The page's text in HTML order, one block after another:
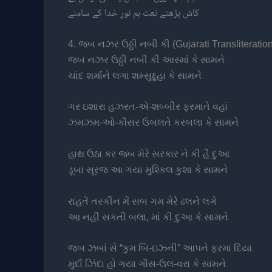
کاش پڑھتے نعت ہم نورِ خدا کے سامنے
4. જબ નઝર ઉઠ્ઠી નબી કી (Gujarati
જબ નઝર ઉઠ્ઠી નબી કી આસ્માં કે સામને
ચાંદ શર્માને લગા શમ્સુદ્દુહા કે સામને
ગર ઇશારા હઝરત-એ-શબ્બીર ફરમાતે વહાં
ઝમઝમ-ઓ-કૌસર ઉબલતે કરબલા કે સામને
હાથ ઉઠા કર જબ મેરે સરકાર ને કી હૈ દુઆ
ડૂબા સૂરજ આ ગયા મુશ્કિલ કુશા કે સામને
રાહતેં તસ્કીન મેં સબ ગમ મેરે ઢલને લગે
આ નહીં સકતી બલા, માં કી દુઆ કે સામને
જબ ઝબાં સે “કુમ બિ-ઇઝ્ની” આપને ફરમા દિયા
મુર્દા ઝિંદા હો ગયા ગૌસ-ઉલ-વરા કે સામને